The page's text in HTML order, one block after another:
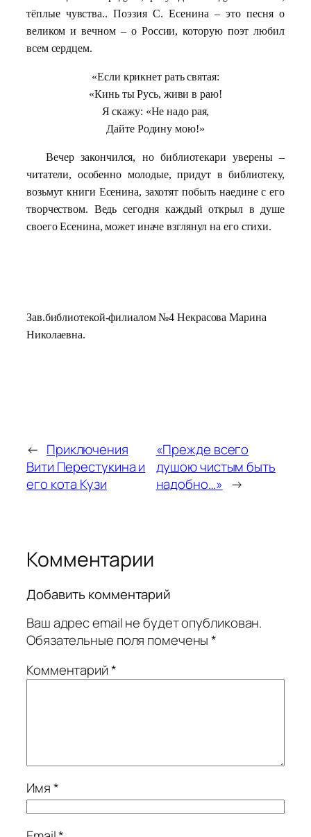
тёплые чувства.. Поэзия С. Есенина – это песня о
великом и вечном – о России, которую поэт любил
всем сердцем.
«Если крикнет рать святая:
«Кинь ты Русь, живи в раю!
Я скажу: «Не надо рая,
Дайте Родину мою!»
Вечер закончился, но библиотекари уверены –
читатели, особенно молодые, придут в библиотеку,
возьмут книги Есенина, захотят побыть наедине с его
творчеством. Ведь сегодня каждый открыл в душе
своего Есенина, может иначе взглянул на его стихи.
Зав.библиотекой-филиалом №4 Некрасова Марина
Николаевна.
← Приключения
Вити Перестукина и
его кота Кузи
«Прежде всего
душою чистым быть
надобно…» →
Комментарии
Добавить комментарий
Ваш адрес email не будет опубликован.
Обязательные поля помечены*
Комментарий*
Имя*